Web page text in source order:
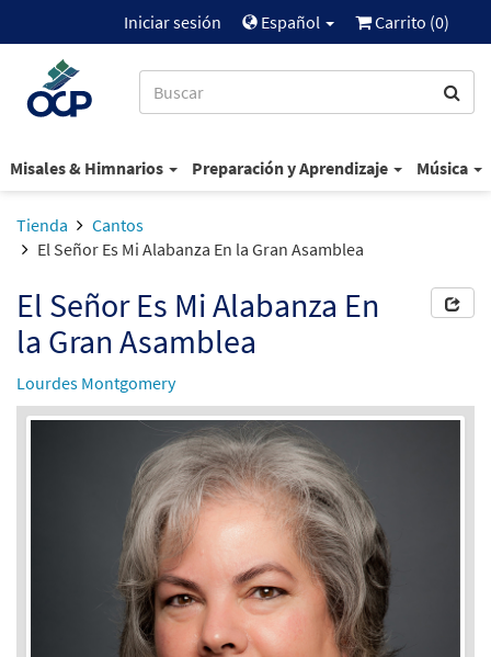
Iniciar sesión Español Carrito (0)
Misales & Himnarios Preparación y Aprendizaje Música
Tienda
Cantos
El Señor Es Mi Alabanza En la Gran Asamblea
El Señor Es Mi Alabanza En
la Gran Asamblea
Lourdes Montgomery